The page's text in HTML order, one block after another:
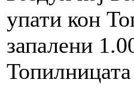
упати кон
запалени